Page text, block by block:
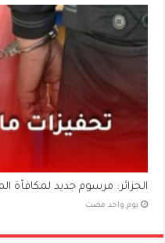
الجزائر: مرسوم جديد لمكافأة
‏يوم واحد مضت